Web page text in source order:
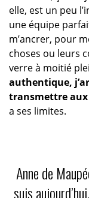
elle, est un peu
une équipe
m’ancrer, pour
choses ou leurs
verre à moitié
authentique,
transmettre
a ses limites.
Anne de
suis